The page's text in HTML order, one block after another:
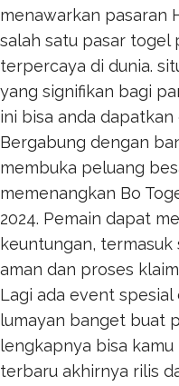
menawarkan pasaran
salah satu pasar togel
terpercaya di dunia.
yang signifikan bagi
ini bisa anda dapatkan
Bergabung dengan
membuka peluang
memenangkan Bo
2024. Pemain dapat
keuntungan,
aman dan proses
Lagi ada event
lumayan banget buat
lengkapnya bisa kamu
terbaru akhirnya rilis